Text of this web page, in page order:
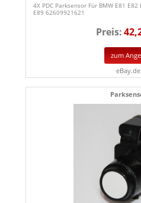
4X PDC Parksensor Für BMW E81
E89 62609921621
Preis:
zum